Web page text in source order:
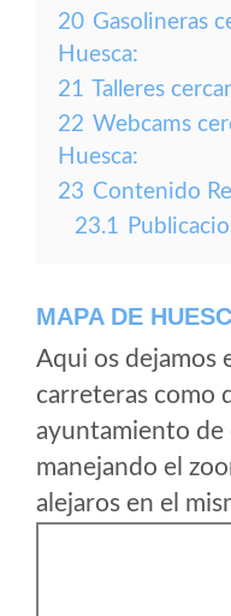
20 Gasolineras
Huesca:
21 Talleres
22 Webcams
Huesca:
23 Contenido
23.1
MAPA DE
Aqui os dejamos
carreteras como
ayuntamiento de
manejando el
alejaros en el